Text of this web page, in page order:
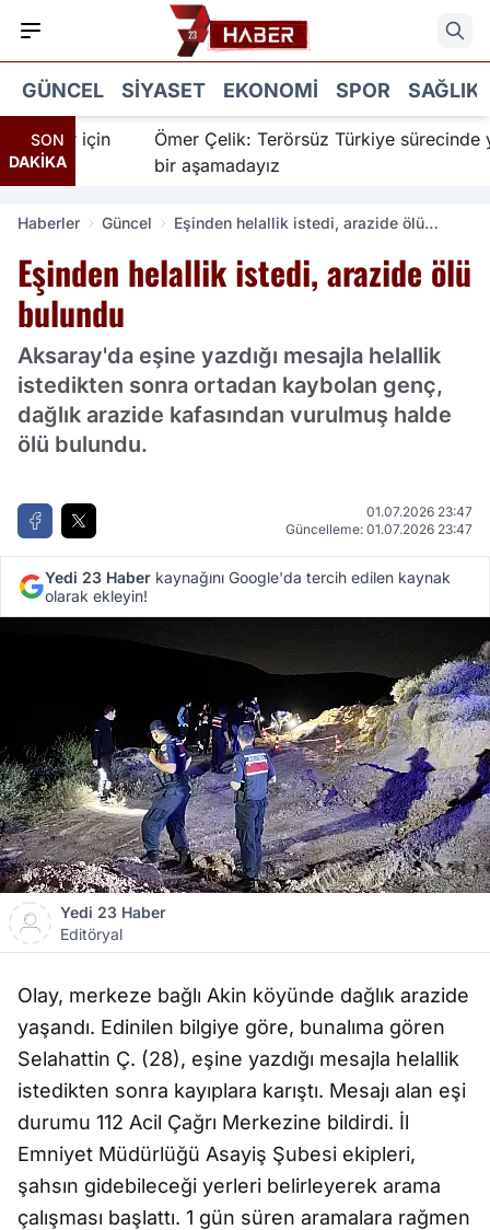
GÜNCEL SIYASET EKONOMI SPOR SAĞLIK
SON
DAKİKA
için
Ömer Çelik: Terörsüz Türkiye sürecinde yeni
bir aşamadayız
Haberler Güncel
Eşinden helallik istedi, arazide ölü
Eşinden helallik istedi, arazide ölü
bulundu
Aksaray'da eşine yazdığı mesajla helallik
istedikten sonra ortadan kaybolan genç,
dağlık arazide kafasından vurulmuş halde
ölü bulundu.
01.07.2026 23:47
Güncelleme: 01.07.2026 23:47
Yedi 23 Haber kaynağını Google'da tercih edilen kaynak
olarak ekleyin!
Yedi 23 Haber
Editöryal
Olay, merkeze bağlı Akin köyünde dağlık arazide
yaşandı. Edinilen bilgiye göre, bunalıma gören
Selahattin Ç. (28), eşine yazdığı mesajla helallik
istedikten sonra kayıplara karıştı. Mesajı alan eşi
durumu 112 Acil Çağrı Merkezine bildirdi. İl
Emniyet Müdürlüğü Asayiş Şubesi ekipleri,
şahsın gidebileceği yerleri belirleyerek arama
çalışması başlattı. 1 gün süren aramalara rağmen